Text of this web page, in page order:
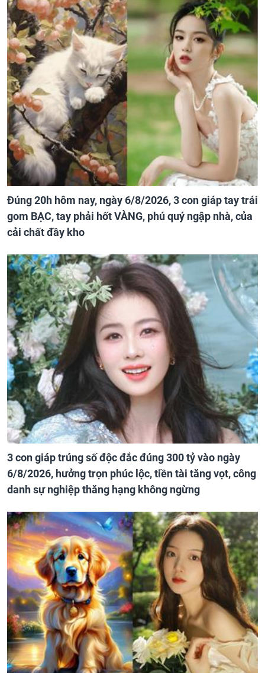
Đúng 20h hôm nay, ngày 6/8/2026, 3 con giáp tay trái
gom BẠC, tay phải hốt VÀNG, phú quý ngập nhà, của
cải chất đầy kho
3 con giáp trúng số độc đắc đúng 300 tỷ vào ngày
6/8/2026, hưởng trọn phúc lộc, tiền tài tăng vọt, công
danh sự nghiệp thăng hạng không ngừng